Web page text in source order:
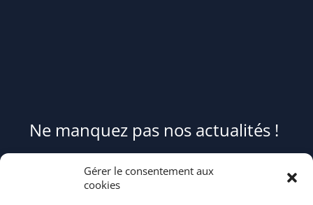
Gérer le consentement aux
cookies
Ne manquez pas nos actualités !
conseils et astuces pour mieux trier et réduire vos déchets,